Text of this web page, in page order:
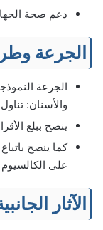
دعم صحة
الجرعة
والأسنان: تناول من ١-٢ قرص يوميا بعد
ينصح ببلع
كما ينصح
على
الآثار